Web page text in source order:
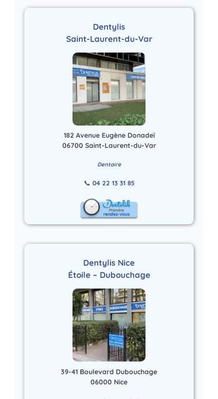
Dentylis
Saint-Laurent-du-Var
182 Avenue Eugène Donadeï
06700 Saint-Laurent-du-Var
Dentaire
📞 04 22 13 31 85
Dentylis Nice
Étoile – Dubouchage
39-41 Boulevard Dubouchage
06000 Nice